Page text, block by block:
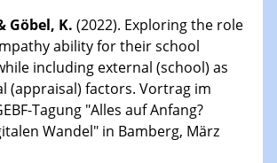
Göbel, K. (2022). Exploring the role
ability for their school
including external (school) as
(appraisal) factors. Vortrag im
Tagung "Alles auf Anfang?
Wandel" in Bamberg, März